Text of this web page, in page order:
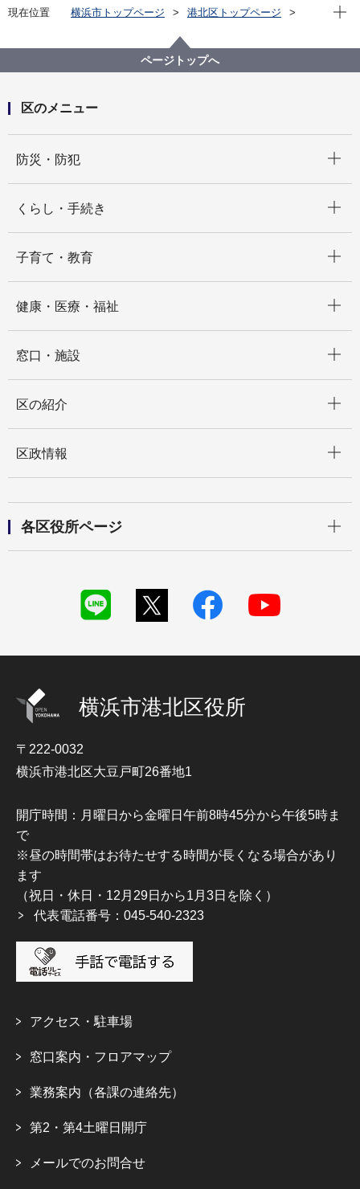
現在位置 横浜市トップページ
港北区トップページ
2026年8月カレンダー(ビジネス)
現在
ページトップへ
区のメニュー
防災・防犯
くらし・手続き
子育て・教育
健康・医療・福祉
窓口・施設
区の紹介
区政情報
各区役所ページ
横浜市港北区役所
〒222-0032
横浜市港北区大豆戸町26番地1
開庁時間：月曜日から金曜日午前8時45分から午後5時ま
で
※昼の時間帯はお待たせする時間が長くなる場合があり
ます
（祝日・休日・12月29日から1月3日を除く）
代表電話番号：045-540-2323
アクセス・駐車場
窓口案内・フロアマップ
業務案内（各課の連絡先）
第2・第4土曜日開庁
メールでのお問合せ